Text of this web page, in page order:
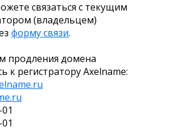
связаться с текущим
(владельцем)
форму связи.
продления домена
к регистратору Axelname: